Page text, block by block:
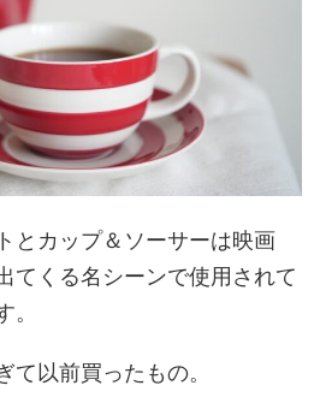
とカップ＆ソーサーは映画
てくる名シーンで使用されて
以前買ったもの。